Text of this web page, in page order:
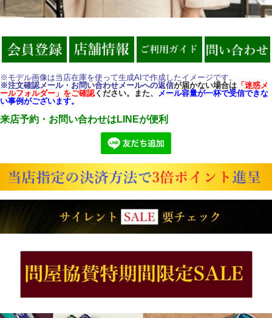
※モデル画像は当店在庫を使って生成AIで作成したイメージです。
※注文確認メール・お問い合わせメールへの返信が届かない場合は 「迷惑メ
ールフォルダー」をご確認 ください。また、
メール容量が一杯で受信できな
い事例がございます。
来店予約・お問い合わせはLINEが便利